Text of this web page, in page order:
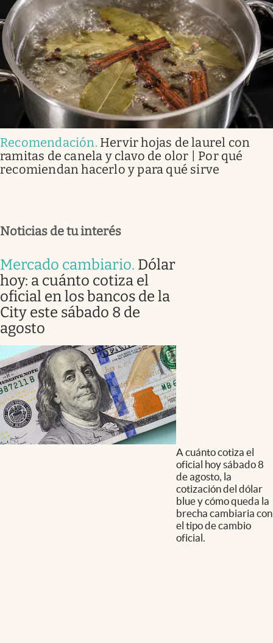
Recomendación. Hervir hojas de laurel con
ramitas de canela y clavo de olor | Por qué
recomiendan hacerlo y para qué sirve
Noticias de tu interés
Mercado cambiario. Dólar
hoy: a cuánto cotiza el
oficial en los bancos de la
City este sábado 8 de
agosto
A cuánto cotiza el
oficial hoy sábado 8
de agosto, la
cotización del dólar
blue y cómo queda la
brecha cambiaria con
el tipo de cambio
oficial.